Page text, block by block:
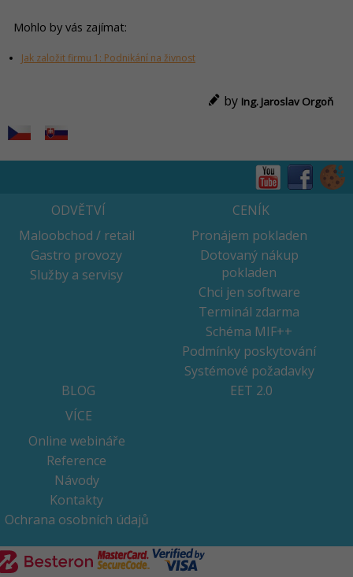
Mohlo by vás zajímat:
Jak založit firmu 1: Podnikání na živnost
by Ing. Jaroslav Orgoň
ODVĚTVÍ
Maloobchod / retail
Gastro provozy
Služby a servisy
CENÍK
Pronájem pokladen
Dotovaný nákup
pokladen
Chci jen software
Terminál zdarma
Schéma MIF++
Podmínky poskytování
Systémové požadavky
BLOG
EET 2.0
VÍCE
Online webináře
Reference
Návody
Kontakty
Ochrana osobních údajů